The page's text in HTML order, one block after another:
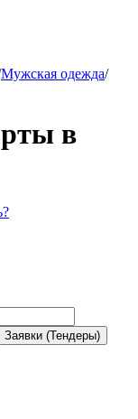
Мужская одежда/
в
Заявки (Тендеры)